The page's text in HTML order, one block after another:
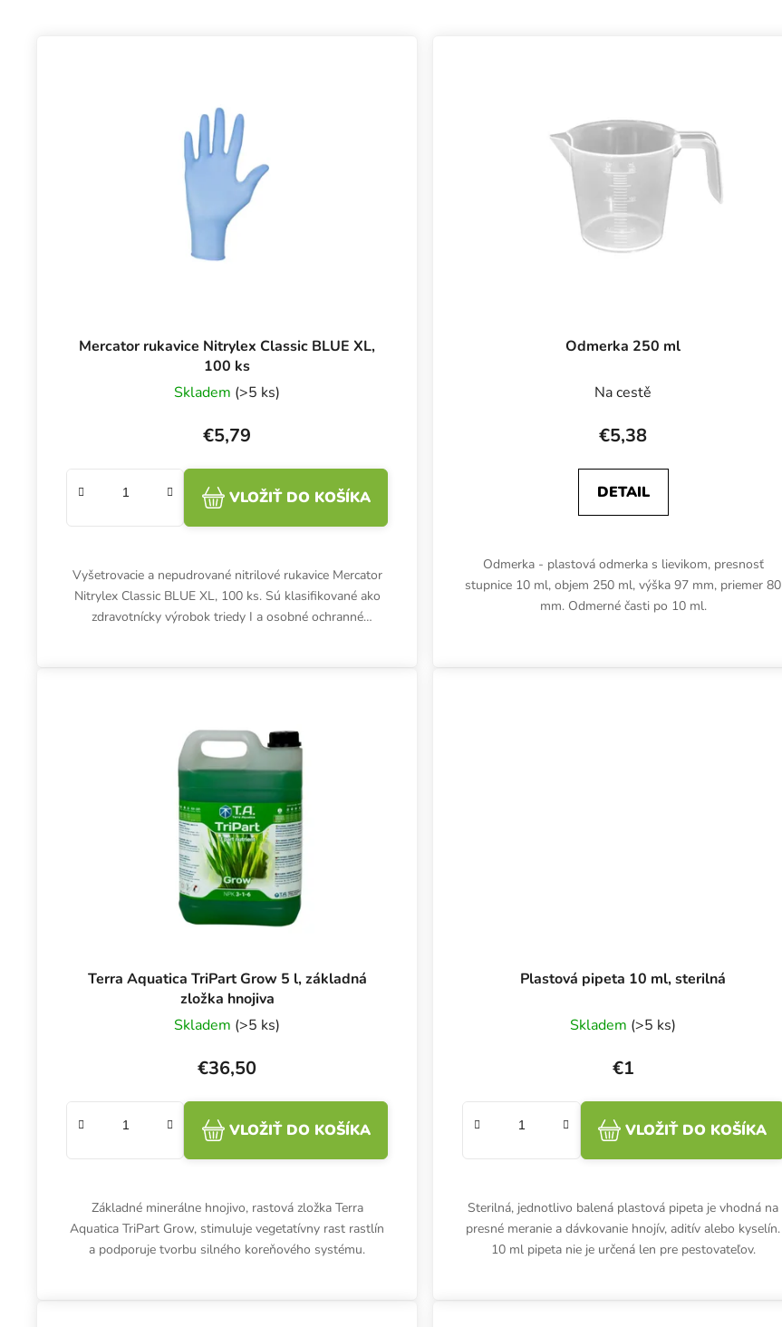
Mercator rukavice Nitrylex Classic BLUE XL,
100 ks
Skladem (>5 ks)
€5,79
VLOŽIŤ DO KOŠÍKA
Vyšetrovacie a nepudrované nitrilové rukavice Mercator
Nitrylex Classic BLUE XL, 100 ks. Sú klasifikované ako
zdravotnícky výrobok triedy I a osobné ochranné
Odmerka 250 ml
Na cestě
€5,38
DETAIL
Odmerka - plastová odmerka s lievikom, presnosť
stupnice 10 ml, objem 250 ml, výška 97 mm, priemer 80
mm. Odmerné časti po 10 ml.
Terra Aquatica TriPart Grow 5 l, základná
zložka hnojiva
Skladem (>5 ks)
€36,50
VLOŽIŤ DO KOŠÍKA
Základné minerálne hnojivo, rastová zložka Terra
Aquatica TriPart Grow, stimuluje vegetatívny rast rastlín
a podporuje tvorbu silného koreňového systému.
Plastová pipeta 10 ml, sterilná
Skladem (>5 ks)
€1
VLOŽIŤ DO KOŠÍKA
Sterilná, jednotlivo balená plastová pipeta je vhodná na
presné meranie a dávkovanie hnojív, aditív alebo kyselín.
10 ml pipeta nie je určená len pre pestovateľov.